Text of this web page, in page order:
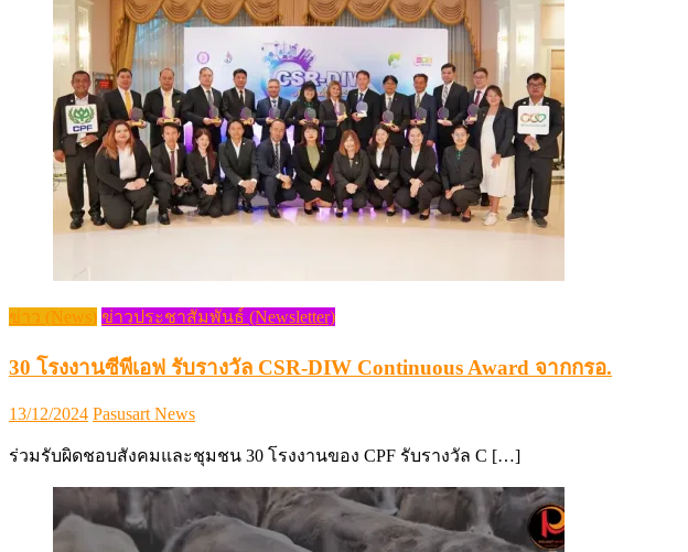
ข่าว (News) ข่าวประชาสัมพันธ์ (Newsletter)
30 โรงงานซีพีเอฟ รับรางวัล CSR-DIW Continuous Award จากกรอ.
Posted
13/12/2024 Author
Pasusart News
ร่วมรับผิดชอบสังคมและชุมชน 30 โรงงานของ CPF รับรางวัล C […]